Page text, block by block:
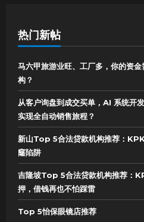
热门新帖
马六甲旅游业旺、工厂多，你的资
构？
从客户询盘到成交买单，AI 系统
实现全自动销售旅程？
新山Top 5合法贷款机构推荐：
窿陷阱
吉隆坡Top 5合法贷款机构推荐：
押，借钱再也不怕踩雷
Top 5怡保眼镜店推荐